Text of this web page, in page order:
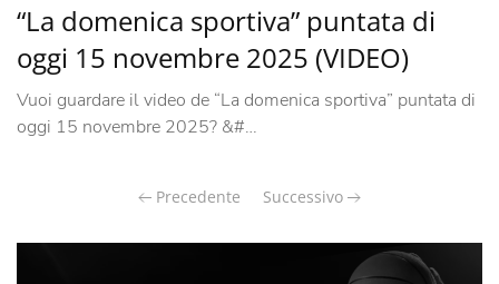
“La domenica sportiva” puntata di
oggi 15 novembre 2025 (VIDEO)
Vuoi guardare il video de “La domenica sportiva” puntata di
oggi 15 novembre 2025? &#…
Precedente Successivo